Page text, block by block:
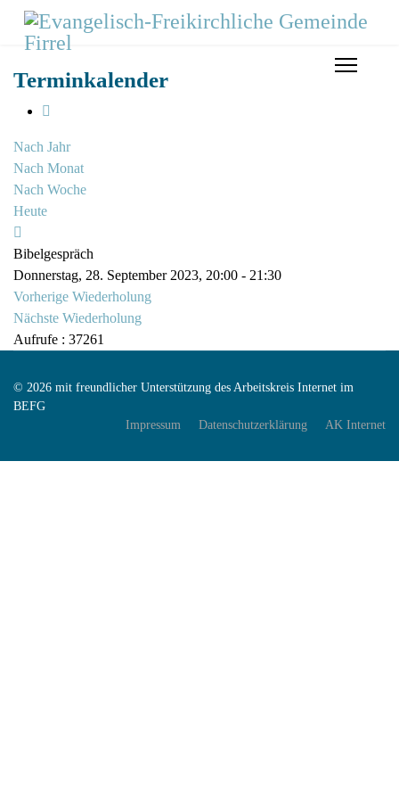
Terminkalender
Nach Jahr
Nach Monat
Nach Woche
Heute
Bibelgespräch
Donnerstag, 28. September 2023, 20:00 - 21:30
Vorherige Wiederholung
Nächste Wiederholung
Aufrufe : 37261
© 2026 mit freundlicher Unterstützung des Arbeitskreis Internet im
BEFG
Impressum
Datenschutzerklärung AK Internet